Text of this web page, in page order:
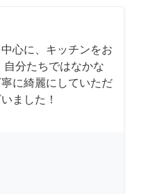
心に、キッチンをお
分たちではなかな
に綺麗にしていただ
ました！